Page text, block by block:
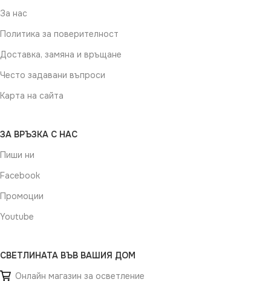
За нас
Политика за поверителност
Доставка, замяна и връщане
Често задавани въпроси
Карта на сайта
ЗА ВРЪЗКА С НАС
Пиши ни
Facebook
Промоции
Youtube
СВЕТЛИНАТА ВЪВ ВАШИЯ ДОМ
Онлайн магазин за осветление